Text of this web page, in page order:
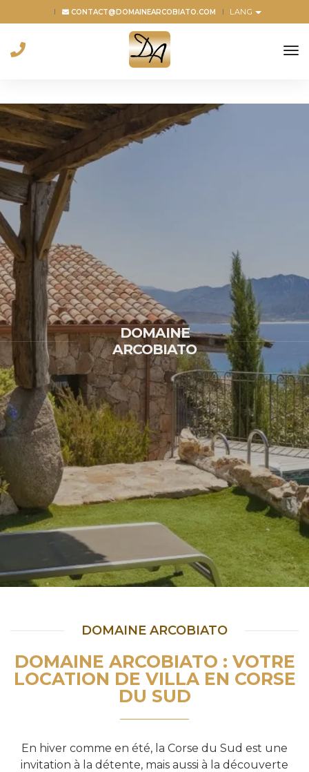
CONTACT@DOMAINEARCOBIATO.COM LANG
DOMAINE
ARCOBIATO
DOMAINE ARCOBIATO
DOMAINE ARCOBIATO : VOTRE
LOCATION DE VILLA EN CORSE
DU SUD
En hiver comme en été, la Corse du Sud est une
invitation à la détente, mais aussi à la découverte